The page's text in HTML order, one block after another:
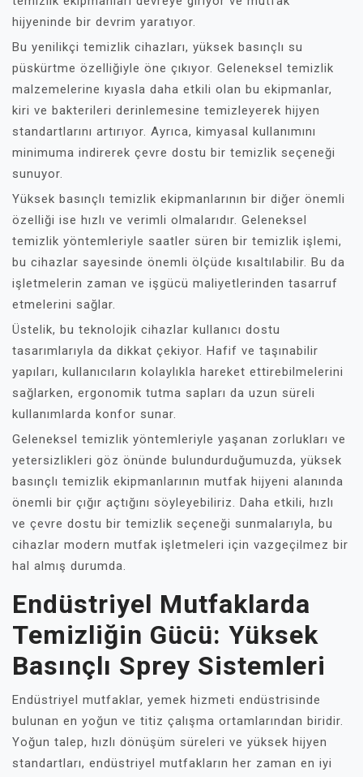
hijyeninde bir devrim yaratıyor.
Bu yenilikçi temizlik cihazları, yüksek basınçlı su
püskürtme özelliğiyle öne çıkıyor. Geleneksel temizlik
malzemelerine kıyasla daha etkili olan bu ekipmanlar,
kiri ve bakterileri derinlemesine temizleyerek hijyen
standartlarını artırıyor. Ayrıca, kimyasal kullanımını
minimuma indirerek çevre dostu bir temizlik seçeneği
sunuyor.
Yüksek basınçlı temizlik ekipmanlarının bir diğer önemli
özelliği ise hızlı ve verimli olmalarıdır. Geleneksel
temizlik yöntemleriyle saatler süren bir temizlik işlemi,
bu cihazlar sayesinde önemli ölçüde kısaltılabilir. Bu da
işletmelerin zaman ve işgücü maliyetlerinden tasarruf
etmelerini sağlar.
Üstelik, bu teknolojik cihazlar kullanıcı dostu
tasarımlarıyla da dikkat çekiyor. Hafif ve taşınabilir
yapıları, kullanıcıların kolaylıkla hareket ettirebilmelerini
sağlarken, ergonomik tutma sapları da uzun süreli
kullanımlarda konfor sunar.
Geleneksel temizlik yöntemleriyle yaşanan zorlukları ve
yetersizlikleri göz önünde bulundurduğumuzda, yüksek
basınçlı temizlik ekipmanlarının mutfak hijyeni alanında
önemli bir çığır açtığını söyleyebiliriz. Daha etkili, hızlı
ve çevre dostu bir temizlik seçeneği sunmalarıyla, bu
cihazlar modern mutfak işletmeleri için vazgeçilmez bir
hal almış durumda.
Endüstriyel Mutfaklarda
Temizliğin Gücü: Yüksek
Basınçlı Sprey Sistemleri
Endüstriyel mutfaklar, yemek hizmeti endüstrisinde
bulunan en yoğun ve titiz çalışma ortamlarından biridir.
Yoğun talep, hızlı dönüşüm süreleri ve yüksek hijyen
standartları, endüstriyel mutfakların her zaman en iyi